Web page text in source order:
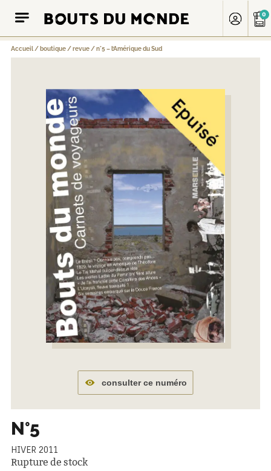
0
Accueil / boutique /revue /n°5 – l’Amérique du Sud
consulter ce numéro
N°5
HIVER 2011
Rupture de stock